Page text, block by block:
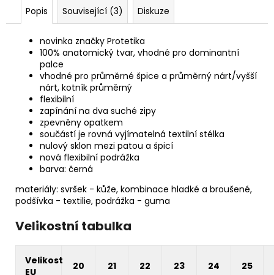
Popis Související (3) Diskuze
novinka značky Protetika
100% anatomický tvar, vhodné pro dominantní
palce
vhodné pro průměrné špice a průměrný nárt/vyšší
nárt, kotník průměrný
flexibilní
zapínání na dva suché zipy
zpevněny opatkem
součástí je rovná vyjímatelná textilní stélka
nulový sklon mezi patou a špicí
nová flexibilní podrážka
barva: černá
materiály: svršek - kůže, kombinace hladké a broušené,
podšívka - textilie, podrážka - guma
Velikostní tabulka
Velikost
EU
20 21 22 23 24 25
AFFENZAHN
BAREFOOT
SANDÁLY
SANDAL
VEGAN
BREEZE
CREATIVE
TOUCAN